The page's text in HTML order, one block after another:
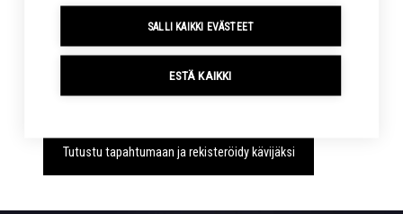
Tutustu tapahtumaan ja rekisteröidy kävijäksi
SALLI KAIKKI EVÄSTEET
ESTÄ KAIKKI